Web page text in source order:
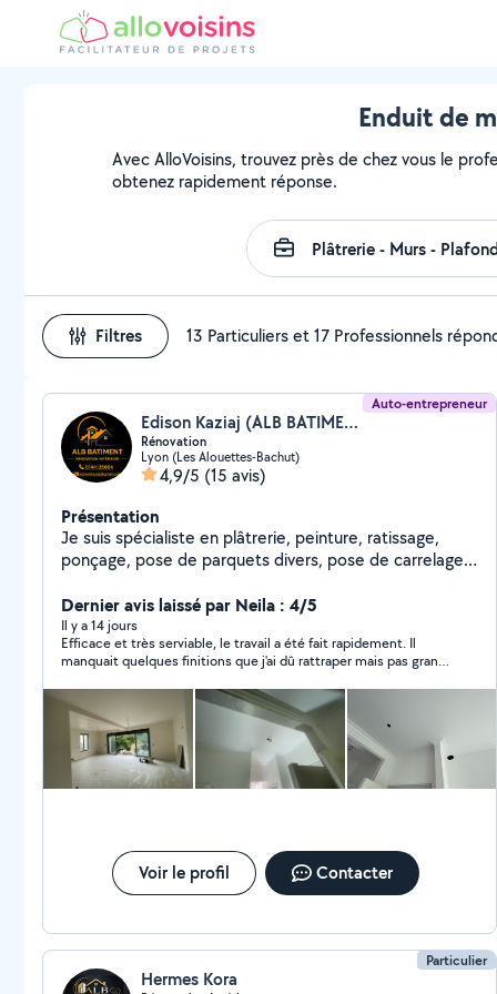
Enduit de
Avec AlloVoisins, trouvez près de chez vous le
obtenez rapidement réponse.
Filtres 13 Particuliers et 17 Professionnels
Auto-entrepreneur
Edison Kaziaj (ALB BATIMENT)
Rénovation
Lyon (Les Alouettes-Bachut)
4,9/5 (15 avis)
Présentation
Je suis spécialiste en plâtrerie, peinture, ratissage,
ponçage, pose de parquets divers, pose de carrelage,
cuisines. Fort de 10 ans d'expérience dans ce domaine,
je garantis un travail de qualité.
Dernier avis laissé par Neila : 4/5
Il y a 14 jours
Efficace et très serviable, le travail a été fait rapidement. Il
manquait quelques finitions que j'ai dû rattraper mais pas grand
Voir le profil Contacter
Particulier
Hermes Kora